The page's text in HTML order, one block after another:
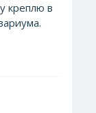
креплю в